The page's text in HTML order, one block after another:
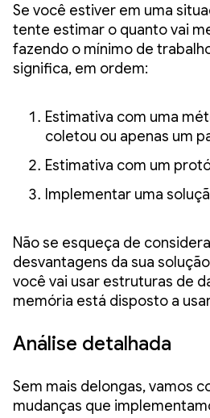
Se você estiver em uma
tente estimar o quanto vai
fazendo o mínimo de
significa, em ordem:
Estimativa com uma
coletou ou apenas um
Estimativa com um
Implementar uma
Não se esqueça de
desvantagens da sua
você vai usar estruturas de
memória está disposto a
Análise detalhada
Sem mais delongas, vamos
mudanças que